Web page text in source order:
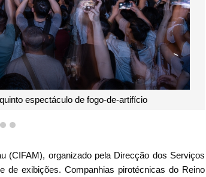
sexta exibição do concurso
8 9
(CIFAM), organizado pela Direcção dos Serviços
de exibições. Companhias pirotécnicas do Reino